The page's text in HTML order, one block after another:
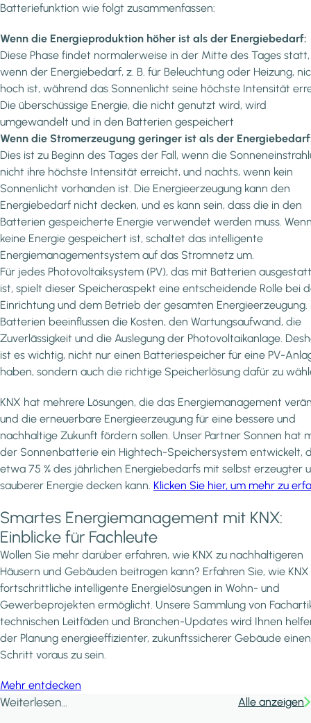
Batteriefunktion wie folgt zusammenfassen:
Wenn die Energieproduktion höher ist als der Energiebedarf:
Diese Phase findet normalerweise in der Mitte des Tages statt,
wenn der Energiebedarf, z. B. für Beleuchtung oder Heizung,
hoch ist, während das Sonnenlicht seine höchste Intensität
Die überschüssige Energie, die nicht genutzt wird, wird
umgewandelt und in den Batterien gespeichert
Wenn die Stromerzeugung geringer ist als der
Dies ist zu Beginn des Tages der Fall, wenn die
nicht ihre höchste Intensität erreicht, und nachts, wenn kein
Sonnenlicht vorhanden ist. Die Energieerzeugung kann den
Energiebedarf nicht decken, und es kann sein, dass die in den
Batterien gespeicherte Energie verwendet werden muss.
keine Energie gespeichert ist, schaltet das intelligente
Energiemanagementsystem auf das Stromnetz um.
Für jedes Photovoltaiksystem (PV), das mit Batterien
ist, spielt dieser Speicheraspekt eine entscheidende Rolle bei
Einrichtung und dem Betrieb der gesamten Energieerzeugung.
Batterien beeinflussen die Kosten, den Wartungsaufwand, die
Zuverlässigkeit und die Auslegung der Photovoltaikanlage.
ist es wichtig, nicht nur einen Batteriespeicher für eine PV-
haben, sondern auch die richtige Speicherlösung dafür zu
KNX hat mehrere Lösungen, die das Energiemanagement
und die erneuerbare Energieerzeugung für eine bessere und
nachhaltige Zukunft fördern sollen. Unser Partner Sonnen hat
der Sonnenbatterie ein Hightech-Speichersystem entwickelt,
etwa 75 % des jährlichen Energiebedarfs mit selbst erzeugter
sauberer Energie decken kann. Klicken Sie hier, um mehr zu
Smartes Energiemanagement mit KNX:
Einblicke für Fachleute
Wollen Sie mehr darüber erfahren, wie KNX zu nachhaltigeren
Häusern und Gebäuden beitragen kann? Erfahren Sie, wie KNX
fortschrittliche intelligente Energielösungen in Wohn- und
Gewerbeprojekten ermöglicht. Unsere Sammlung von
technischen Leitfäden und Branchen-Updates wird Ihnen
der Planung energieeffizienter, zukunftssicherer Gebäude einen
Schritt voraus zu sein.
Mehr entdecken
Weiterlesen... Alle anzeigen